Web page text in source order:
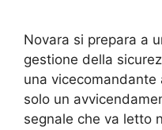
Novara si prepara a
gestione della
una vicecomandante
solo un
segnale che va letto